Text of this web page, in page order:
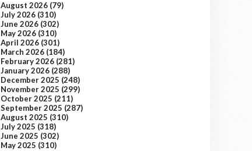
August 2026 (79)
July 2026 (310)
June 2026 (302)
May 2026 (310)
April 2026 (301)
March 2026 (184)
February 2026 (281)
January 2026 (288)
December 2025 (248)
November 2025 (299)
October 2025 (211)
September 2025 (287)
August 2025 (310)
July 2025 (318)
June 2025 (302)
May 2025 (310)